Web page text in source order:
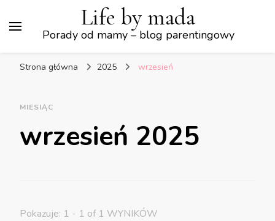
Life by mada
Porady od mamy – blog parentingowy
Strona główna 2025 wrzesień
MIESIĄC
wrzesień 2025
Pokazuje: 1 - 1 of 1 WYNIKÓW